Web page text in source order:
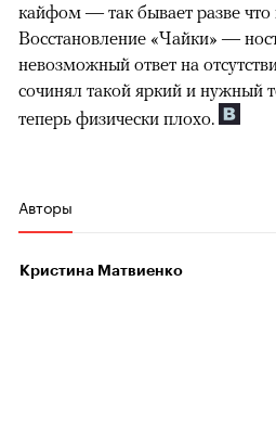
кайфом — так бывает разве что
Восстановление «Чайки» —
невозможный ответ на
сочинял такой яркий и нужный
теперь физически плохо.
Авторы
Кристина Матвиенко